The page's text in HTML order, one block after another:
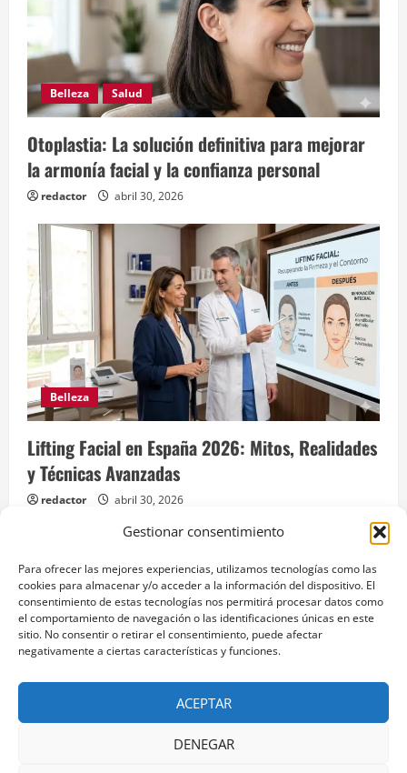
Gestionar consentimiento
Para ofrecer las mejores experiencias, utilizamos tecnologías como las
cookies para almacenar y/o acceder a la información del dispositivo. El
consentimiento de estas tecnologías nos permitirá procesar datos como
el comportamiento de navegación o las identificaciones únicas en este
sitio. No consentir o retirar el consentimiento, puede afectar
negativamente a ciertas características y funciones.
ACEPTAR
DENEGAR
Belleza Salud
Otoplastia: La solución definitiva para mejorar
la armonía facial y la confianza personal
redactor abril 30, 2026
Belleza
Lifting Facial en España 2026: Mitos, Realidades
y Técnicas Avanzadas
redactor abril 30, 2026
Aviso legal
Política de Privacidad